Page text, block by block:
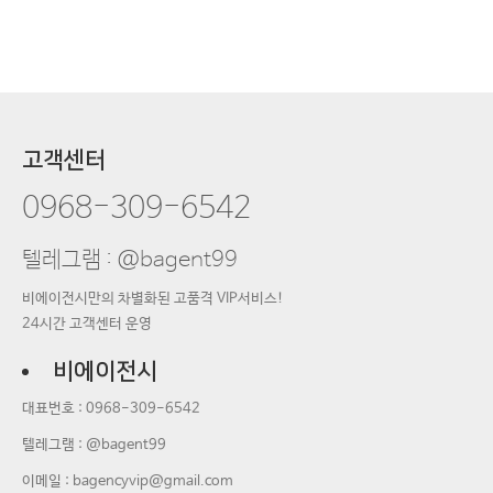
고객센터
0968-309-6542
텔레그램 : @bagent99
비에이전시만의 차별화된 고품격 VIP서비스!
24시간 고객센터 운영
비에이전시
대표번호 : 0968-309-6542
텔레그램 : @bagent99
이메일 : bagencyvip@gmail.com